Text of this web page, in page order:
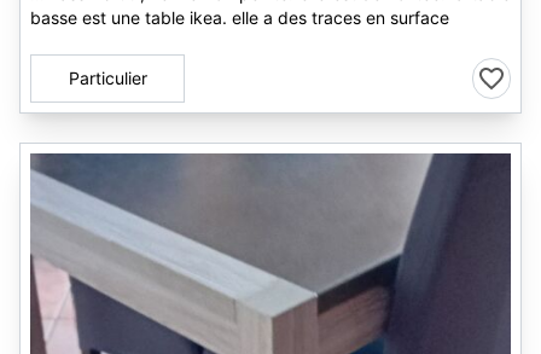
basse est une table ikea. elle a des traces en surface
Particulier